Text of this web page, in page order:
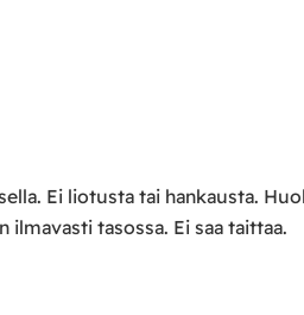
Ei liotusta tai hankausta.
tasossa. Ei saa taittaa.